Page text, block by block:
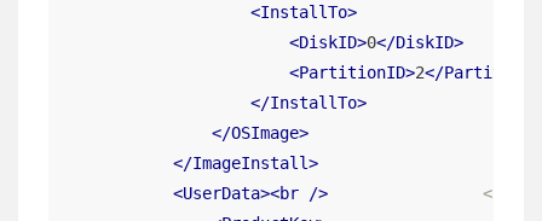
<InstallTo>
<DiskID>0</DiskID>
<PartitionID>2</
</InstallTo>
</OSImage>
</ImageInstall>
<UserData><br />
<!--